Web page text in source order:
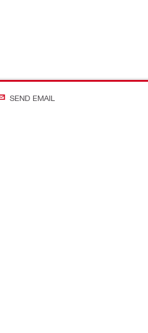
SEND EMAIL